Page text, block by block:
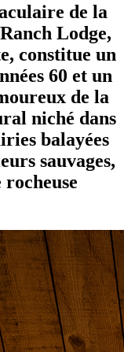
de la
Lodge,
constitue un
60 et un
de la
niché dans
balayées
sauvages,
rocheuse